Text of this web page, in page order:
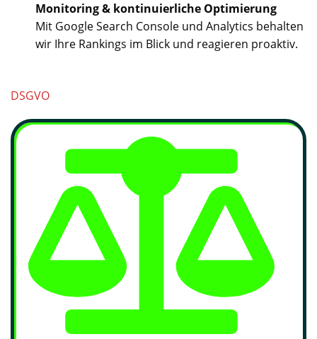
Monitoring & kontinuierliche Optimierung
Mit Google Search Console und Analytics behalten
wir Ihre Rankings im Blick und reagieren proaktiv.
DSGVO